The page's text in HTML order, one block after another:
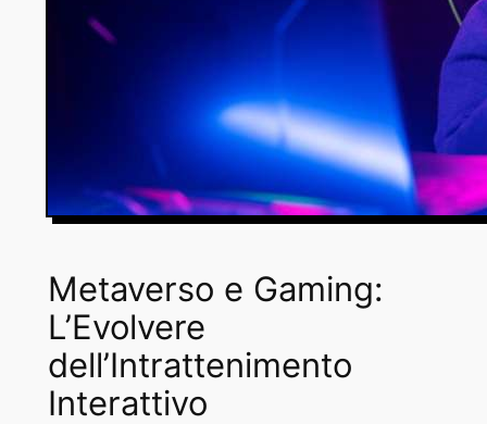
Metaverso e Gaming:
L’Evolvere
dell’Intrattenimento
Interattivo